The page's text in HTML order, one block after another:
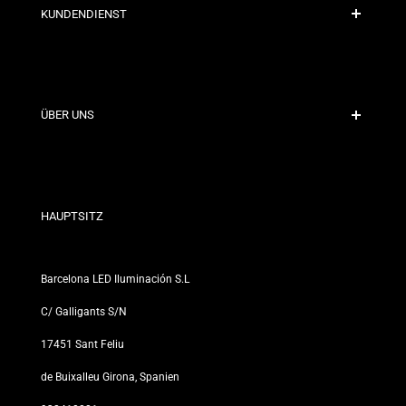
KUNDENDIENST
Kontakt
ÜBER UNS
Unsere Geschäfte
HAUPTSITZ
Barcelona LED Iluminación S.L
C/ Galligants S/N
17451 Sant Feliu
de Buixalleu Girona, Spanien